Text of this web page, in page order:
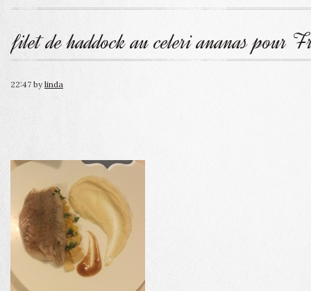
filet de haddock au celeri ananas pour
22:47 bylinda